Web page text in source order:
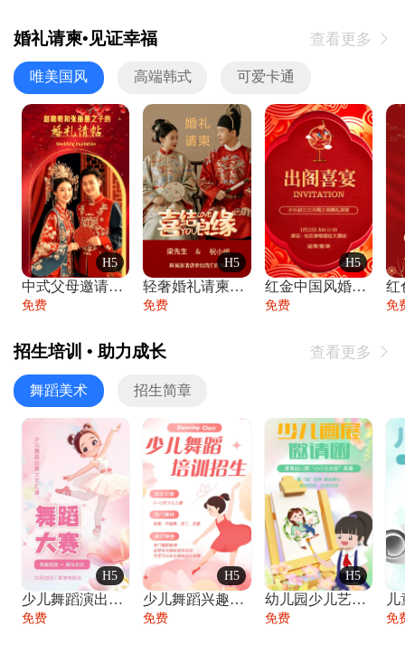
婚礼请柬•见证幸福 查看更多 
唯美国风 高端韩式 可爱卡通
H5
中式父母邀请函婚礼结婚请柬请贴父母邀请方
免费
H5
轻奢婚礼请柬婚礼邀请函结婚照请帖
免费
H5
红金中国风婚礼请柬出阁喜宴嫁女请帖出阁宴
免费 免
招生培训 • 助力成长 查看更多 
舞蹈美术 招生简章
H5
少儿舞蹈演出舞蹈比赛跳舞大赛文艺汇演活动
免费
H5
少儿舞蹈兴趣班艺术培训学校招生宣传
免费
H5
幼儿园少儿艺术展览绘画展摄影作品展美术展
免费 免